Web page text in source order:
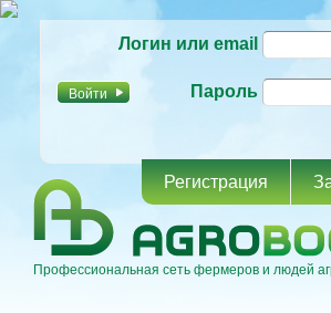
основному
Логин или email
Пароль
Регистрация
Профессиональная сеть фермеров и людей